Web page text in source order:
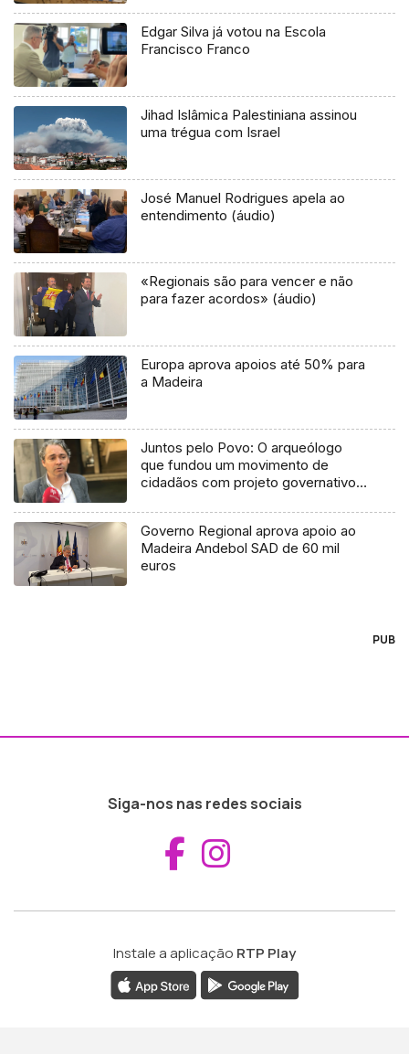
Edgar Silva já votou na Escola
Francisco Franco
Jihad Islâmica Palestiniana assinou
uma trégua com Israel
José Manuel Rodrigues apela ao
entendimento (áudio)
«Regionais são para vencer e não
para fazer acordos» (áudio)
Europa aprova apoios até 50% para
a Madeira
Juntos pelo Povo: O arqueólogo
que fundou um movimento de
cidadãos com projeto governativo
Governo Regional aprova apoio ao
Madeira Andebol SAD de 60 mil
euros
PUB
Siga-nos nas redes sociais
Aceder ao
Instale a aplicação RTP Play